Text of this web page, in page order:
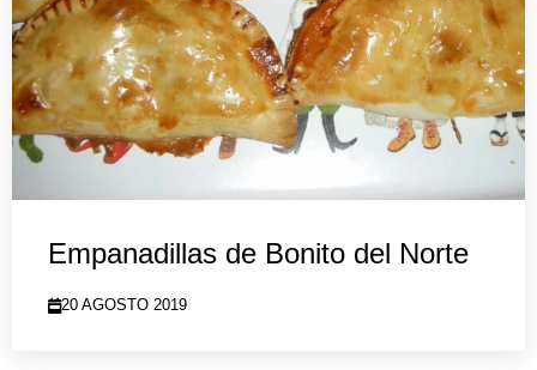
Empanadillas de Bonito del Norte
20 AGOSTO 2019